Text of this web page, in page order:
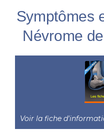
Symptômes
Névrome
Voir la fiche